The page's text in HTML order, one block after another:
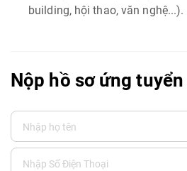
building, hội thao, văn nghệ...).
Nộp hồ sơ ứng